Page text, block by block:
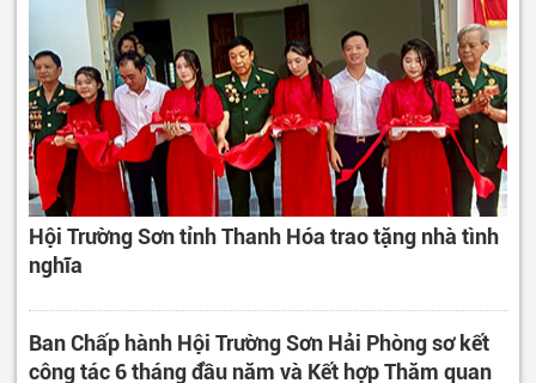
Hội Trường Sơn tỉnh Thanh Hóa trao tặng nhà tình
nghĩa
Ban Chấp hành Hội Trường Sơn Hải Phòng sơ kết
công tác 6 tháng đầu năm và Kết hợp Thăm quan